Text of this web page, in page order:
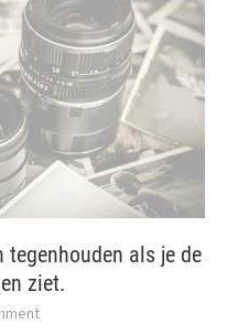
als je de
ziet.